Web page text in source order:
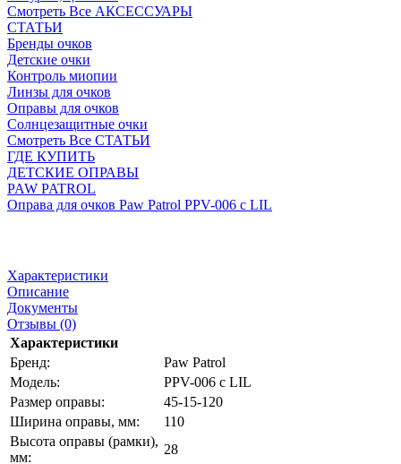
Смотреть Все АКСЕССУАРЫ
СТАТЬИ
Бренды очков
Детские очки
Контроль миопии
Линзы для очков
Оправы для очков
Солнцезащитные очки
Смотреть Все СТАТЬИ
ГДЕ КУПИТЬ
ДЕТСКИЕ ОПРАВЫ
PAW PATROL
Оправа для очков Paw Patrol PPV-006 c LIL
Характеристики
Описание
Документы
Отзывы (0)
Характеристики
Бренд:
Paw Patrol
Модель:
PPV-006 c LIL
Размер оправы:
45-15-120
Ширина оправы, мм:
110
Высота оправы (рамки),
мм:
28